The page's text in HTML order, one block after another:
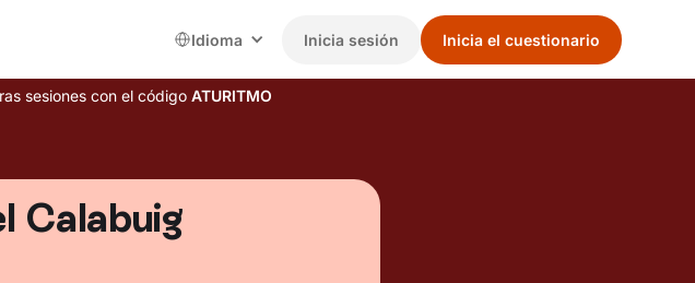
Idioma Inicia sesión Inicia el cuestionario
sesiones con el código ATURITMO
Calabuig